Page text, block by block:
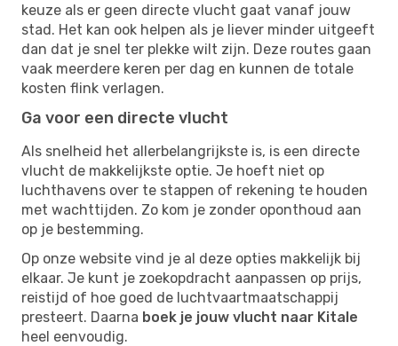
keuze als er geen directe vlucht gaat vanaf jouw
stad. Het kan ook helpen als je liever minder uitgeeft
dan dat je snel ter plekke wilt zijn. Deze routes gaan
vaak meerdere keren per dag en kunnen de totale
kosten flink verlagen.
Ga voor een directe vlucht
Als snelheid het allerbelangrijkste is, is een directe
vlucht de makkelijkste optie. Je hoeft niet op
luchthavens over te stappen of rekening te houden
met wachttijden. Zo kom je zonder oponthoud aan
op je bestemming.
Op onze website vind je al deze opties makkelijk bij
elkaar. Je kunt je zoekopdracht aanpassen op prijs,
reistijd of hoe goed de luchtvaartmaatschappij
presteert. Daarna boek je jouw vlucht naar Kitale
heel eenvoudig.